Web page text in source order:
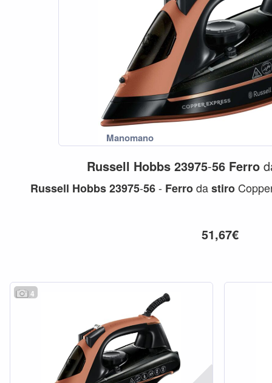
Russell Hobbs 23975-56 Ferro
Russell Hobbs23975-56- Ferrodastiro
51,67€
4